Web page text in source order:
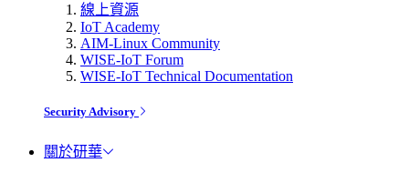
線上資源
IoT Academy
AIM-Linux Community
WISE-IoT Forum
WISE-IoT Technical Documentation
Security Advisory
關於研華